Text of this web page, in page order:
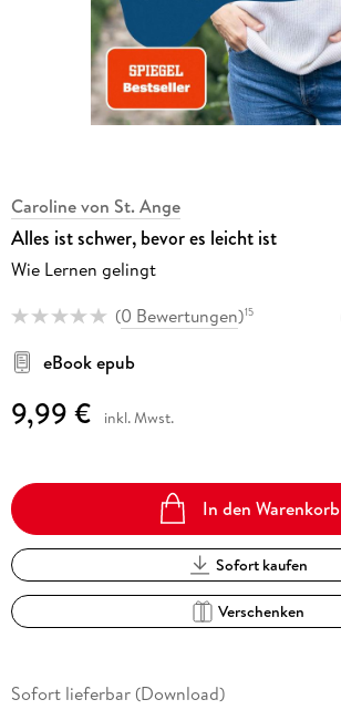
Caroline von St. Ange
Alles ist schwer, bevor es leicht ist
Wie Lernen gelingt
(0 Bewertungen)15
eBook epub
9,99 € inkl. Mwst.
In den Warenkorb
Sofort kaufen
Verschenken
Sofort lieferbar (Download)